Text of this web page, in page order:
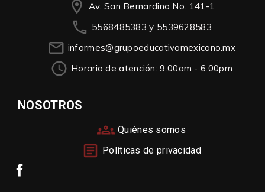
Av. San Bernardino No. 141-1
5568485383 y 5539628583
informes@grupoeducativomexicano.mx
Horario de atención: 9.00am - 6.00pm
NOSOTROS
Quiénes somos
Políticas de privacidad